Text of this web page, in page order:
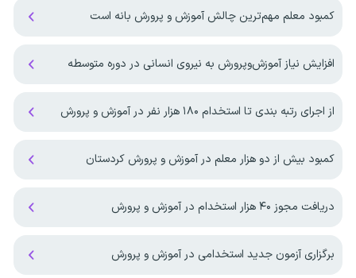
کمبود معلم مهم‌ترین چالش آموزش و پرورش بانه است
افزایش نیاز آموزش‌وپرورش به نیروی انسانی در دوره متوسطه
از اجرای رتبه بندی تا استخدام ۱۸۰ هزار نفر در آموزش و پرورش
کمبود بیش از دو هزار معلم در آموزش و پرورش کردستان
دریافت مجوز ۴۰ هزار استخدام در آموزش و پرورش
برگزاری آزمون جدید استخدامی در آموزش و پرورش